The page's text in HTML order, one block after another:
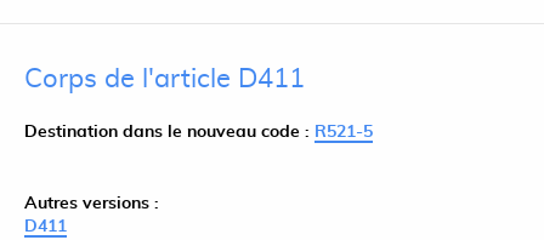
Corps de l'article D411
Destination dans le nouveau code : R521-5
Autres versions :
D411